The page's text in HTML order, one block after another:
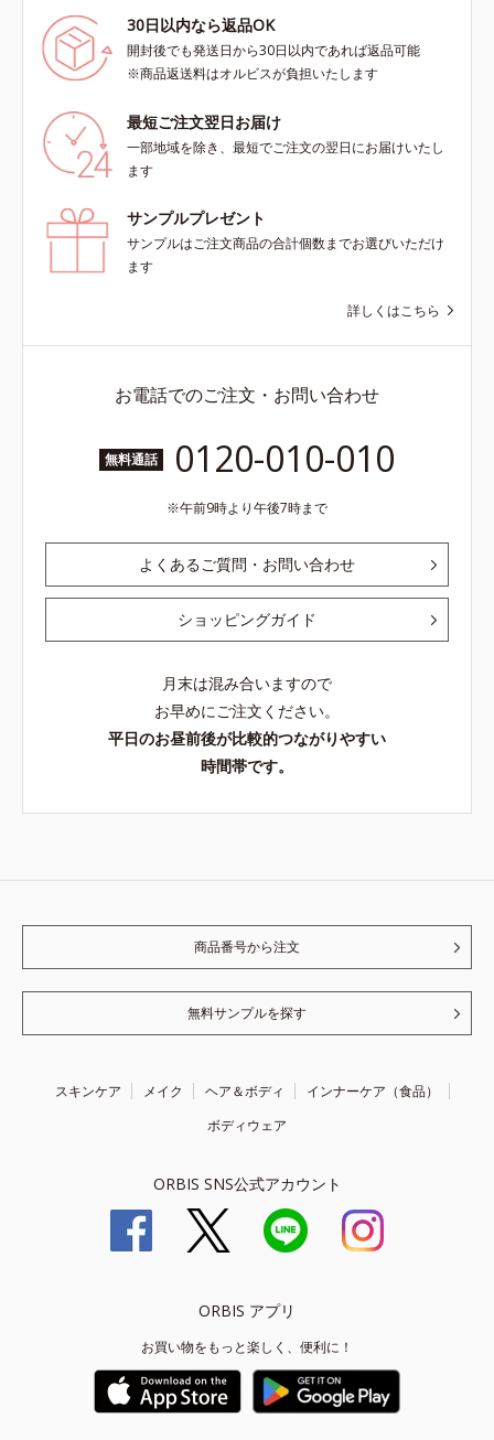
30日以内なら返品OK
開封後でも発送日から30日以内であれば返品可能
※商品返送料はオルビスが負担いたします
最短ご注文翌日お届け
一部地域を除き、最短でご注文の翌日にお届けいたし
ます
サンプルプレゼント
サンプルはご注文商品の合計個数までお選びいただけ
ます
詳しくはこちら
お電話でのご注文・お問い合わせ
無料通話 0120-010-010
午前9時より午後7時まで
よくあるご質問・お問い合わせ
ショッピングガイド
月末は混み合いますので
お早めにご注文ください。
平日のお昼前後が比較的つながりやすい
時間帯です。
商品番号から注文
無料サンプルを探す
スキンケア メイク ヘア＆ボディ
インナーケア（食品）
ボディウェア
ORBIS SNS公式アカウント
ORBIS アプリ
お買い物をもっと楽しく、便利に！